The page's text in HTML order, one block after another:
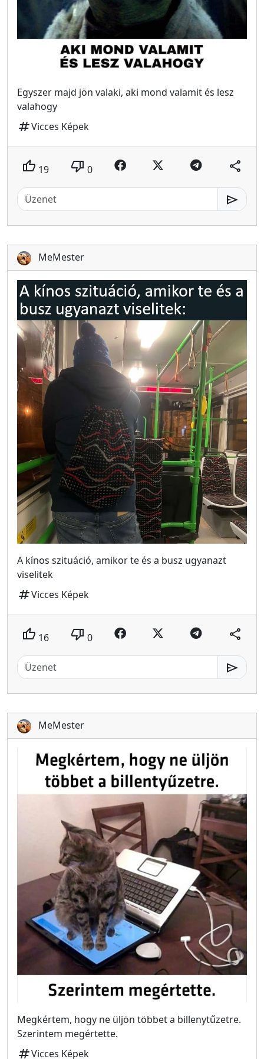
Egyszer majd jön valaki, aki mond valamit és lesz
valahogy
tagVicces Képek
thumb_up 19 thumb_down 0 share
send
MeMester
A kínos szituáció, amikor te és a busz ugyanazt
viselitek
tagVicces Képek
thumb_up 16 thumb_down 0 share
send
MeMester
Megkértem, hogy ne üljön többet a billenytűzetre.
Szerintem megértette.
tagVicces Képek